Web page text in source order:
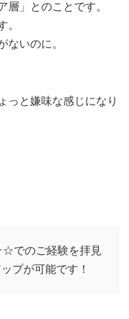
層」とのことです。
。
ないのに。
っと嫌味な感じになり
でのご経験を拝見
プが可能です！